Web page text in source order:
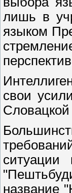
лишь в
языком
свои
название